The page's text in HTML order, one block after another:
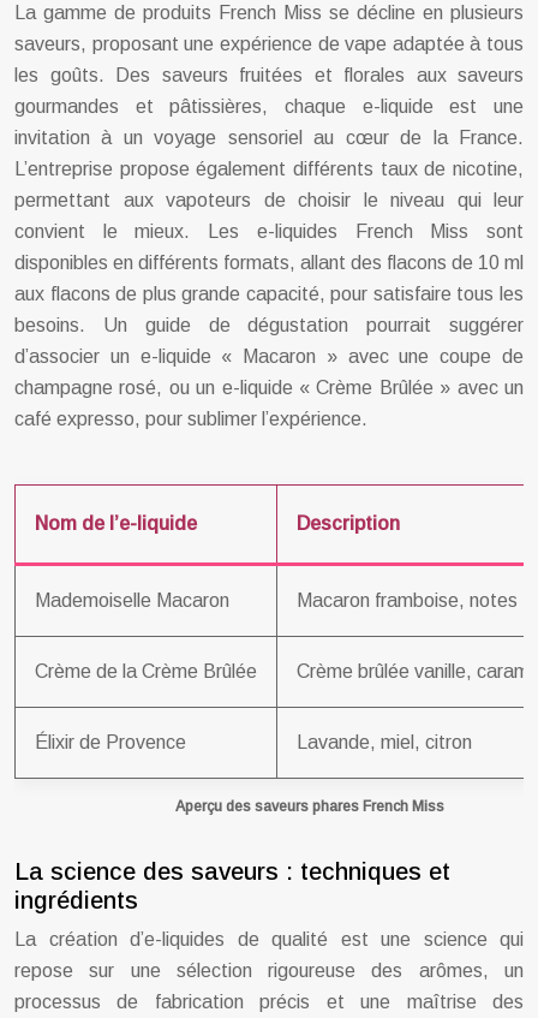
La gamme de produits French Miss se décline en plusieurs
saveurs, proposant une expérience de vape adaptée à tous
les goûts. Des saveurs fruitées et florales aux saveurs
gourmandes et pâtissières, chaque e-liquide est une
invitation à un voyage sensoriel au cœur de la France.
L’entreprise propose également différents taux de nicotine,
permettant aux vapoteurs de choisir le niveau qui leur
convient le mieux. Les e-liquides French Miss sont
disponibles en différents formats, allant des flacons de 10 ml
aux flacons de plus grande capacité, pour satisfaire tous les
besoins. Un guide de dégustation pourrait suggérer
d’associer un e-liquide « Macaron » avec une coupe de
champagne rosé, ou un e-liquide « Crème Brûlée » avec un
café expresso, pour sublimer l’expérience.
Aperçu des saveurs phares French Miss
Nom de l’e-liquide Description
Mademoiselle Macaron Macaron framboise, notes
Crème de la Crème Brûlée Crème brûlée vanille,
Élixir de Provence Lavande, miel, citron
La science des saveurs : techniques et
ingrédients
La création d’e-liquides de qualité est une science qui
repose sur une sélection rigoureuse des arômes, un
processus de fabrication précis et une maîtrise des